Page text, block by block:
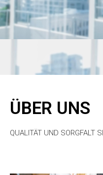
ÜBER UNS
QUALITÄT UND SORGFALT